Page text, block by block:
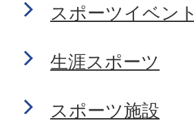
スポーツイベント
生涯スポーツ
スポーツ施設